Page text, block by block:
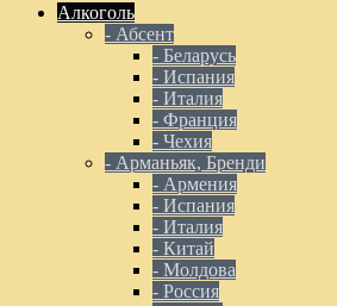
Алкоголь
- Абсент
- Беларусь
- Испания
- Италия
- Франция
- Чехия
- Арманьяк, Бренди
- Армения
- Испания
- Италия
- Китай
- Молдова
- Россия